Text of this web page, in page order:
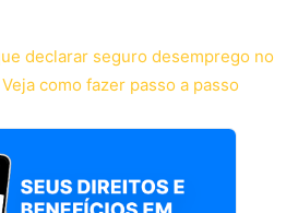
declarar seguro desemprego no
como fazer passo a passo